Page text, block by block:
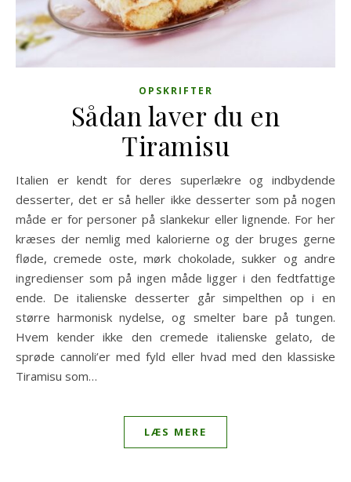
OPSKRIFTER
Sådan laver du en
Tiramisu
Italien er kendt for deres superlækre og indbydende
desserter, det er så heller ikke desserter som på nogen
måde er for personer på slankekur eller lignende. For her
kræses der nemlig med kalorierne og der bruges gerne
fløde, cremede oste, mørk chokolade, sukker og andre
ingredienser som på ingen måde ligger i den fedtfattige
ende. De italienske desserter går simpelthen op i en
større harmonisk nydelse, og smelter bare på tungen.
Hvem kender ikke den cremede italienske gelato, de
sprøde cannoli’er med fyld eller hvad med den klassiske
Tiramisu som…
LÆS MERE